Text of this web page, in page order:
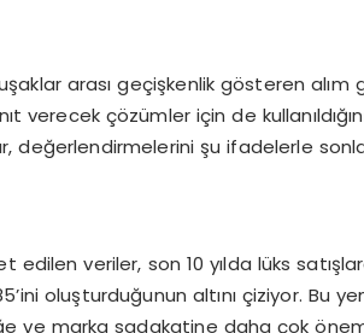
arası geçişkenlik gösteren
verecek çözümler için de
değerlendirmelerini şu ifadelerle
edilen veriler, son 10 yılda lüks
oluşturduğunun altını çiziyor. Bu
ve marka sadakatine daha çok